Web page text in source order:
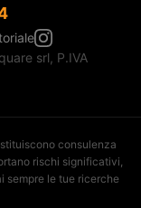
srl, P.IVA
consulenza
rischi significativi,
sempre le tue ricerche